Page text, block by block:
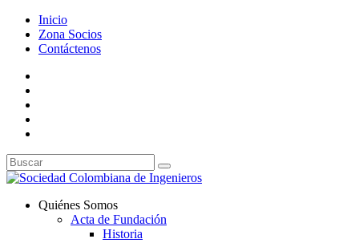
Inicio
Zona Socios
Contáctenos
Quiénes Somos
Acta de Fundación
Historia